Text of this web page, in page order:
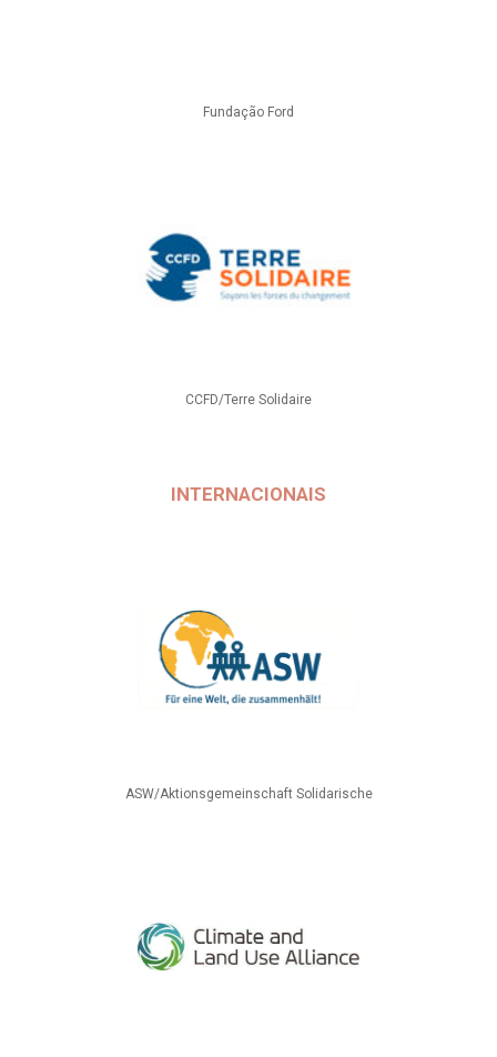
Fundação Ford
CCFD/Terre Solidaire
INTERNACIONAIS
ASW/Aktionsgemeinschaft Solidarische